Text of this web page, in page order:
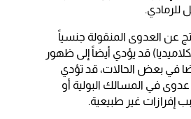
للرمادي.
عن العدوى المنقولة جنسياً
قد يؤدي أيضاً إلى ظهور
في بعض الحالات، قد تؤدي
عدوى في المسالك البولية أو
إفرازات غير طبيعية.